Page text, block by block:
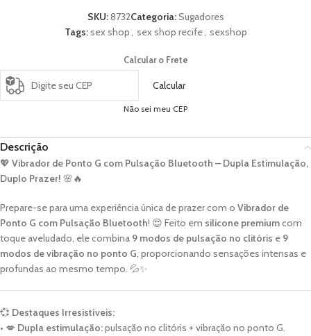
SKU:8732Categoria:Sugadores
Tags:sex shop, sex shop recife, sexshop
Calcular o Frete
Calcular
Não sei meu CEP
Descrição
💖 Vibrador de Ponto G com Pulsação Bluetooth – Dupla Estimulação,
Duplo Prazer! 🌸🔥
Prepare-se para uma experiência única de prazer com o Vibrador de
Ponto G com Pulsação Bluetooth! 😍 Feito em silicone premiumcom
toque aveludado, ele combina 9 modos de pulsação no clitóris e 9
modos de vibração no ponto G, proporcionando sensações intensas e
profundas ao mesmo tempo. 💦✨
💞 Destaques Irresistíveis:
• 💋 Dupla estimulação:pulsação no clitóris + vibração no ponto G.